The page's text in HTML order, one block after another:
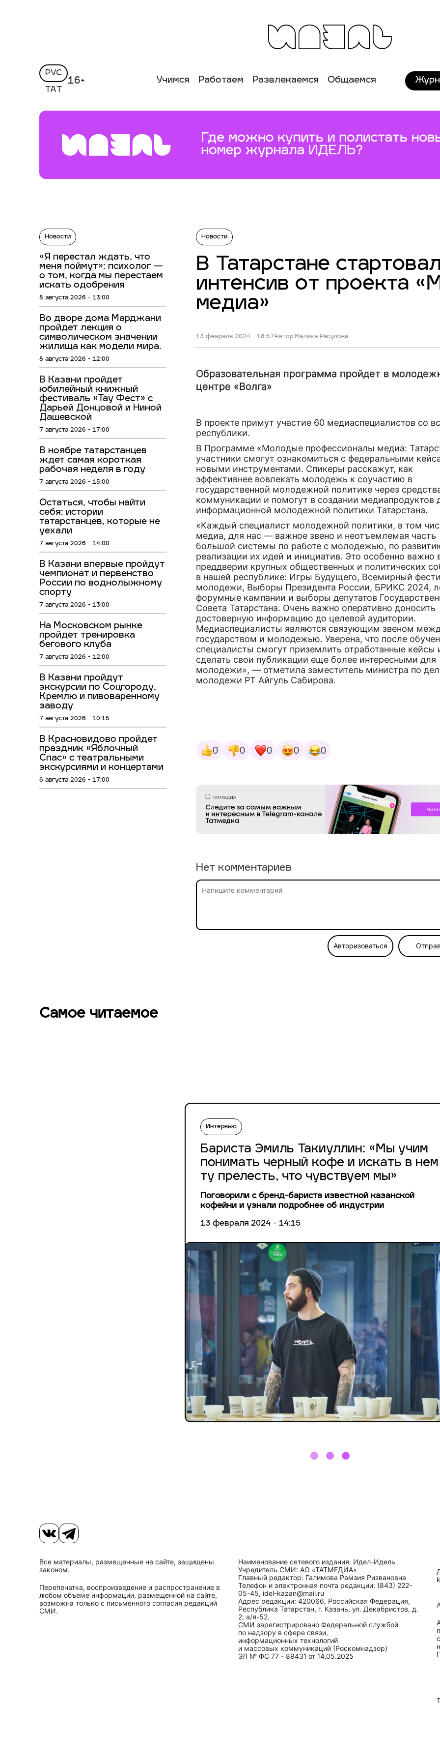
РУС
ТАТ
16+ Учимся Работаем Развлекаемся Общаемся
Новости
«Я перестал ждать, что
меня поймут»: психолог —
о том, когда мы перестаем
искать одобрения
8 августа 2026 - 13:00
Во дворе дома Марджани
пройдет лекция о
символическом значении
жилища как модели мира.
8 августа 2026 - 12:00
В Казани пройдет
юбилейный книжный
фестиваль «Тау Фест» с
Дарьей Донцовой и Ниной
Дашевской
7 августа 2026 - 17:00
В ноябре татарстанцев
ждет самая короткая
рабочая неделя в году
7 августа 2026 - 15:00
Остаться, чтобы найти
себя: истории
татарстанцев, которые не
уехали
7 августа 2026 - 14:00
В Казани впервые пройдут
чемпионат и первенство
России по воднолыжному
спорту
7 августа 2026 - 13:00
На Московском рынке
пройдет тренировка
бегового клуба
7 августа 2026 - 12:00
В Казани пройдут
экскурсии по Соцгороду,
Кремлю и пивоваренному
заводу
7 августа 2026 - 10:15
В Красновидово пройдет
праздник «Яблочный
Спас» с театральными
экскурсиями и концертами
6 августа 2026 - 17:00
Новости
В Татарстане
интенсив от проекта
медиа»
13 февраля 2024 - 18:57Автор:Малика Расулова
Образовательная программа пройдет в
центре «Волга»
В проекте примут участие 60 медиаспециалистов со
республики.
В Программе «Молодые профессионалы медиа:
участники смогут ознакомиться с федеральными
новыми инструментами. Спикеры расскажут, как
эффективнее вовлекать молодежь к соучастию в
государственной молодежной политике через
коммуникации и помогут в создании медиапродуктов
информационной молодежной политики Татарстана.
«Каждый специалист молодежной политики, в том
медиа, для нас — важное звено и неотъемлемая часть
большой системы по работе с молодежью, по
реализации их идей и инициатив. Это особенно важно
преддверии крупных общественных и политических
в нашей республике: Игры Будущего, Всемирный
молодежи, Выборы Президента России, БРИКС 2024,
форумные кампании и выборы депутатов
Совета Татарстана. Очень важно оперативно доносить
достоверную информацию до целевой аудитории.
Медиаспециалисты являются связующим звеном
государством и молодежью. Уверена, что после
специалисты смогут приземлить отработанные кейсы
сделать свои публикации еще более интересными для
молодежи», — отметила заместитель министра по
молодежи РТ Айгуль Сабирова.
0 0 0 0 0
Нет комментариев
Авторизоваться
Самое читаемое
Интервью
Бариста Эмиль Такиуллин: «Мы учим
понимать черный кофе и искать в нем
ту прелесть, что чувствуем мы»
Поговорили с бренд-бариста известной казанской
кофейни и узнали подробнее об индустрии
13 февраля 2024 - 14:15
Все материалы, размещенные на сайте, защищены
законом.
Перепечатка, воспроизведение и распространение в
любом объеме информации, размещенной на сайте,
возможна только с письменного согласия редакций
СМИ.
Наименование сетевого издания: Идел-Идель
Учредитель СМИ: АО «ТАТМЕДИА»
Главный редактор: Галимова Рамзия Ризвановна
Телефон и электронная почта редакции: (843) 222-
05-45, idel-kazan@mail.ru
Адрес редакции: 420066, Российская Федерация,
Республика Татарстан, г. Казань, ул. Декабристов, д.
2, а/я-52.
СМИ зарегистрировано Федеральной службой
по надзору в сфере связи,
информационных технологий
и массовых коммуникаций (Роскомнадзор)
ЭЛ № ФС 77 - 89431 от 14.05.2025